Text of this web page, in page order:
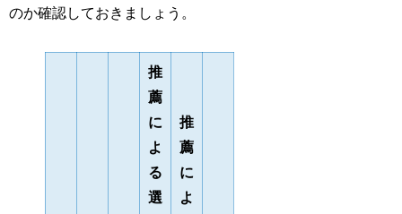
のか確認しておきましょう。
推
薦
に
よ
る
選
推
薦
に
よ